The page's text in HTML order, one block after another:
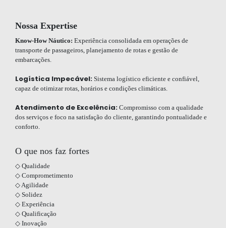
Nossa Expertise
Know-How Náutico: Experiência consolidada em operações de
transporte de passageiros, planejamento de rotas e gestão de
embarcações.
Logística Impecável: Sistema logístico eficiente e confiável,
capaz de otimizar rotas, horários e condições climáticas.
Atendimento de Excelência: Compromisso com a qualidade
dos serviços e foco na satisfação do cliente, garantindo pontualidade e
conforto.
O que nos faz fortes
◇ Qualidade
◇ Comprometimento
◇ Agilidade
◇ Solidez
◇ Experiência
◇ Qualificação
◇ Inovação